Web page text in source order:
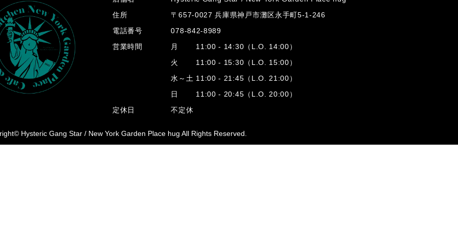
住所
〒657-0027 兵庫県神戸市灘区永手町5-1-246
電話番号
078-842-8989
営業時間
月 11:00 - 14:30（L.O. 14:00）
火 11:00 - 15:30（L.O. 15:00）
水～土 11:00 - 21:45（L.O. 21:00）
日 11:00 - 20:45（L.O. 20:00）
定休日
不定休
Hysteric Gang Star / New York Garden Place hug All Rights Reserved.